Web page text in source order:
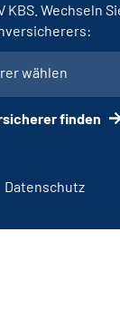
KBS. Wechseln
wählen
finden
Datenschutz